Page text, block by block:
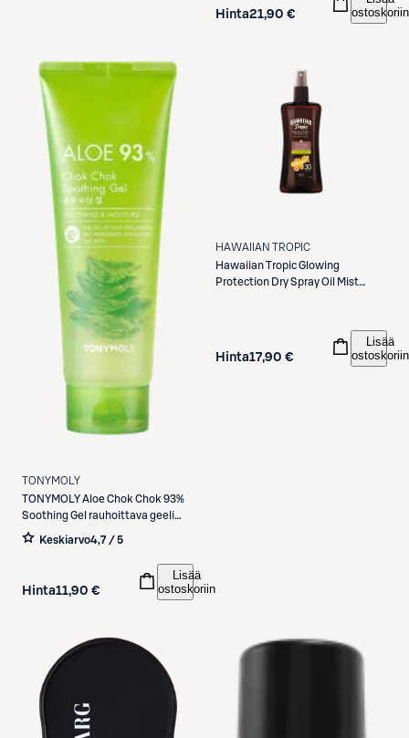
Hinta21,90 €
ostoskoriin
TONYMOLY
TONYMOLYAloe Chok Chok 93%
Soothing Gel rauhoittava geeli
250ml
Keskiarvo4,7 / 5
Hinta11,90 €
Lisää
ostoskoriin
HAWAIIAN TROPIC
Hawaiian TropicGlowing
Protection Dry Spray Oil Mist
Hinta17,90 €
Lisää
ostoskoriin